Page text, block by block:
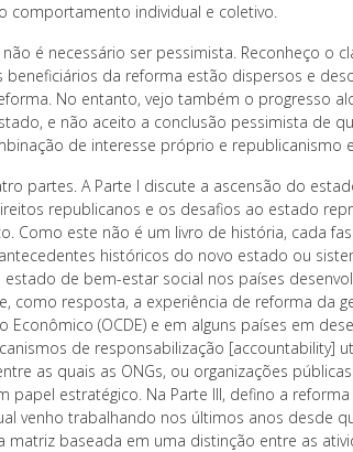
comportamento individual e coletivo.
não é necessário ser pessimista. Reconheço o
beneficiários da reforma estão dispersos e
No entanto, vejo também o progresso
e não aceito a conclusão pessimista de
de interesse próprio e republicanismo
partes. A Parte I discute a ascensão do
republicanos e os desafios ao estado
Como este não é um livro de história, cada
históricos do novo estado ou
de bem-estar social nos países
como resposta, a experiência de reforma da
Econômico (OCDE) e em alguns países em
de responsabilização [accountability]
as quais as ONGs, ou organizações
papel estratégico. Na Parte III, defino a
venho trabalhando nos últimos anos desde
matriz baseada em uma distinção entre as